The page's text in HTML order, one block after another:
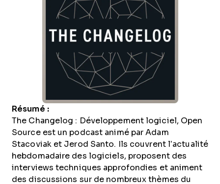
Résumé :
The Changelog : Développement logiciel, Open
Source est un podcast animé par Adam
Stacoviak et Jerod Santo. Ils couvrent l’actualité
hebdomadaire des logiciels, proposent des
interviews techniques approfondies et animent
des discussions sur de nombreux thèmes du